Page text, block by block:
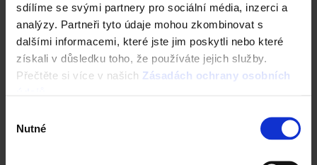
sdílíme se svými partnery pro sociální média, inzerci a
analýzy. Partneři tyto údaje mohou zkombinovat s
dalšími informacemi, které jste jim poskytli nebo které
získali v důsledku toho, že používáte jejich služby.
Přečtěte si více v našich Zásadách ochrany osobních
souhlasu
Nutné
Zdivo Porotherm
Ceník Porotherm
Kalkulace zdiva